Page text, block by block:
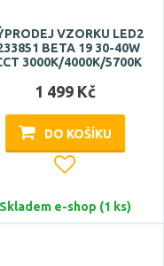
VZORKU LED2
BETA 19 30-40W
3000K/4000K/5700K
1 499 Kč
DO KOŠÍKU
Skladem e-shop (1 ks)